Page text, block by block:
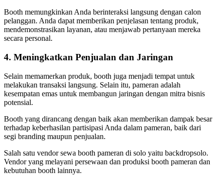
Booth memungkinkan Anda berinteraksi langsung dengan calon
pelanggan. Anda dapat memberikan penjelasan tentang produk,
mendemonstrasikan layanan, atau menjawab pertanyaan mereka
secara personal.
4. Meningkatkan Penjualan dan Jaringan
Selain memamerkan produk, booth juga menjadi tempat untuk
melakukan transaksi langsung. Selain itu, pameran adalah
kesempatan emas untuk membangun jaringan dengan mitra bisnis
potensial.
Booth yang dirancang dengan baik akan memberikan dampak besar
terhadap keberhasilan partisipasi Anda dalam pameran, baik dari
segi branding maupun penjualan.
Salah satu vendor sewa booth pameran di solo yaitu backdropsolo.
Vendor yang melayani persewaan dan produksi booth pameran dan
kebutuhan booth lainnya.